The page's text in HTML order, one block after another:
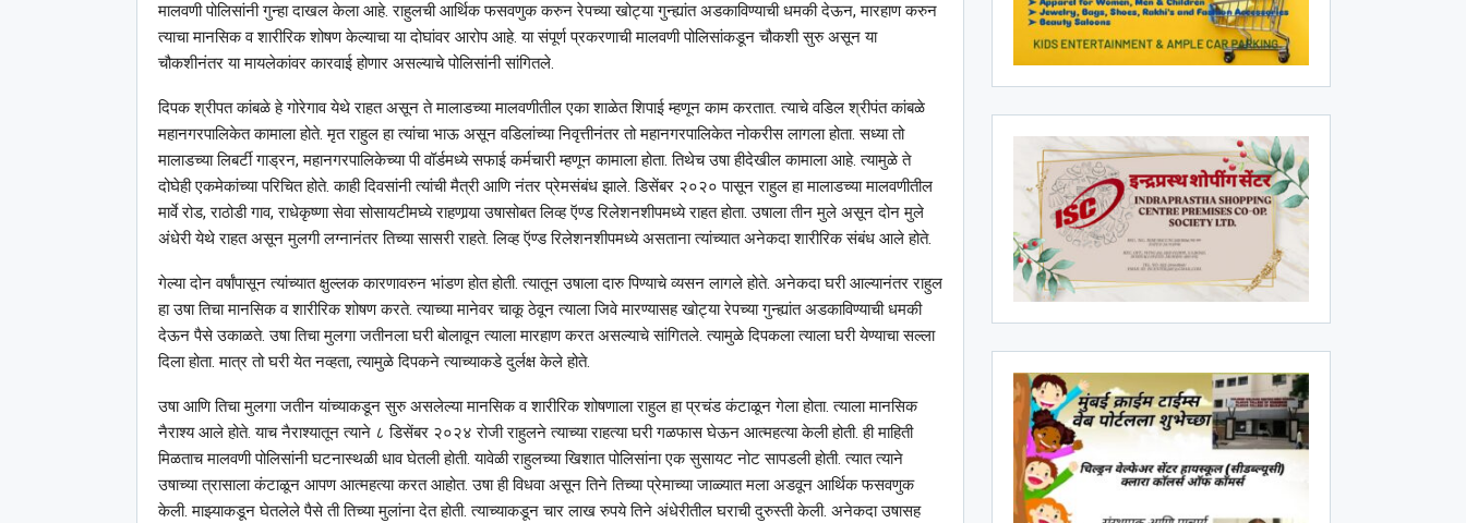
मालवणी पोलिसांनी गुन्हा दाखल केला आहे. राहुलची आर्थिक फसवणुक करुन रेपच्या खोट्या गुन्ह्यांत अडकाविण्याची धमकी देऊन, मारहाण करुन
त्याचा मानसिक व शारीरिक शोषण केल्याचा या दोघांवर आरोप आहे. या संपूर्ण प्रकरणाची मालवणी पोलिसांकडून चौकशी सुरु असून या
चौकशीनंतर या मायलेकांवर कारवाई होणार असल्याचे पोलिसांनी सांगितले.
दिपक श्रीपत कांबळे हे गोरेगाव येथे राहत असून ते मालाडच्या मालवणीतील एका शाळेत शिपाई म्हणून काम करतात. त्याचे वडिल श्रीपंत कांबळे
महानगरपालिकेत कामाला होते. मृत राहुल हा त्यांचा भाऊ असून वडिलांच्या निवृत्तीनंतर तो महानगरपालिकेत नोकरीस लागला होता. सध्या तो
मालाडच्या लिबर्टी गाड्रन, महानगरपालिकेच्या पी वॉर्डमध्ये सफाई कर्मचारी म्हणून कामाला होता. तिथेच उषा हीदेखील कामाला आहे. त्यामुळे ते
दोघेही एकमेकांच्या परिचित होते. काही दिवसांनी त्यांची मैत्री आणि नंतर प्रेमसंबंध झाले. डिसेंबर २०२० पासून राहुल हा मालाडच्या मालवणीतील
मार्वे रोड, राठोडी गाव, राधेकृष्णा सेवा सोसायटीमघ्ये राहणार्‍या उषासोबत लिव्ह ऍण्ड रिलेशनशीपमध्ये राहत होता. उषाला तीन मुले असून दोन मुले
अंधेरी येथे राहत असून मुलगी लग्नानंतर तिच्या सासरी राहते. लिव्ह ऍण्ड रिलेशनशीपमध्ये असताना त्यांच्यात अनेकदा शारीरिक संबंध आले होते.
गेल्या दोन वर्षांपासून त्यांच्यात क्षुल्लक कारणावरुन भांडण होत होती. त्यातून उषाला दारु पिण्याचे व्यसन लागले होते. अनेकदा घरी आल्यानंतर राहुल
हा उषा तिचा मानसिक व शारीरिक शोषण करते. त्याच्या मानेवर चाकू ठेवून त्याला जिवे मारण्यासह खोट्या रेपच्या गुन्ह्यांत अडकाविण्याची धमकी
देऊन पैसे उकाळते. उषा तिचा मुलगा जतीनला घरी बोलावून त्याला मारहाण करत असल्याचे सांगितले. त्यामुळे दिपकला त्याला घरी येण्याचा सल्ला
दिला होता. मात्र तो घरी येत नव्हता, त्यामुळे दिपकने त्याच्याकडे दुर्लक्ष केले होते.
उषा आणि तिचा मुलगा जतीन यांच्याकडून सुरु असलेल्या मानसिक व शारीरिक शोषणाला राहुल हा प्रचंड कंटाळून गेला होता. त्याला मानसिक
नैराश्य आले होते. याच नैराश्यातून त्याने ८ डिसेंबर २०२४ रोजी राहुलने त्याच्या राहत्या घरी गळफास घेऊन आत्महत्या केली होती. ही माहिती
मिळताच मालवणी पोलिसांनी घटनास्थळी धाव घेतली होती. यावेळी राहुलच्या खिशात पोलिसांना एक सुसायट नोट सापडली होती. त्यात त्याने
उषाच्या त्रासाला कंटाळून आपण आत्महत्या करत आहोत. उषा ही विधवा असून तिने तिच्या प्रेमाच्या जाळ्यात मला अडवून आर्थिक फसवणुक
केली. माझ्याकडून घेतलेले पैसे ती तिच्या मुलांना देत होती. त्याच्याकडून चार लाख रुपये तिने अंधेरीतील घराची दुरुस्ती केली. अनेकदा उषासह